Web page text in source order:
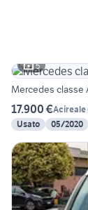
5
Mercedes classe
17.900 €Acireale
Usato
05/2020